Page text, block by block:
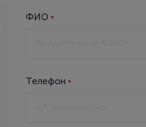
ФИО
Телефон